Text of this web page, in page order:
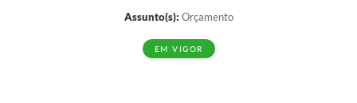
Assunto(s): Orçamento
EM VIGOR